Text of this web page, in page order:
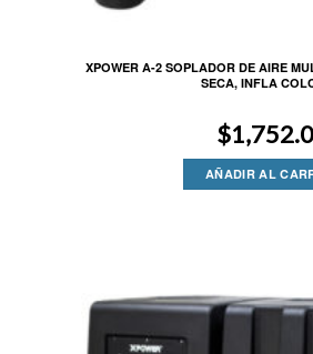
XPOWER A-2 SOPLADOR DE AIRE
SECA, INFLA
$
AÑADIR AL